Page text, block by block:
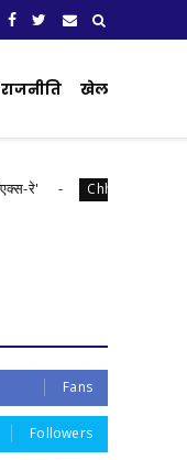
राजनीति खेल
Chhattisgarh
Fans
Followers